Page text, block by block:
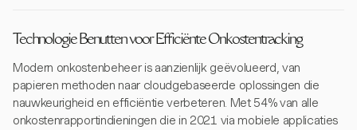
Technologie Benutten voor Efficiënte Onkostentracking
Modern onkostenbeheer is aanzienlijk geëvolueerd, van
papieren methoden naar cloudgebaseerde oplossingen die
nauwkeurigheid en efficiëntie verbeteren. Met 54% van alle
onkostenrapportindieningen die in 2021 via mobiele applicaties